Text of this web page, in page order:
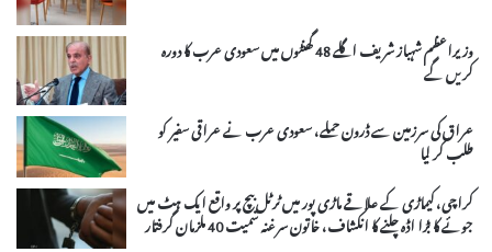
وزیراعظم شہباز شریف اگلے 48 گھنٹوں میں سعودی عرب کا دورہ
کریں گے
عراق کی سرزمین سے ڈرون حملے، سعودی عرب نے عراقی سفیر کو
طلب کر لیا
کراچی، کیماڑی کے علاقے ماڑی پور میں ٹرٹل بیچ پر واقع ایک ہٹ میں
جوئے کا بڑا اڈہ چلنے کا انکشاف، خاتون سرغنہ سمیت 40 ملزمان گرفتار